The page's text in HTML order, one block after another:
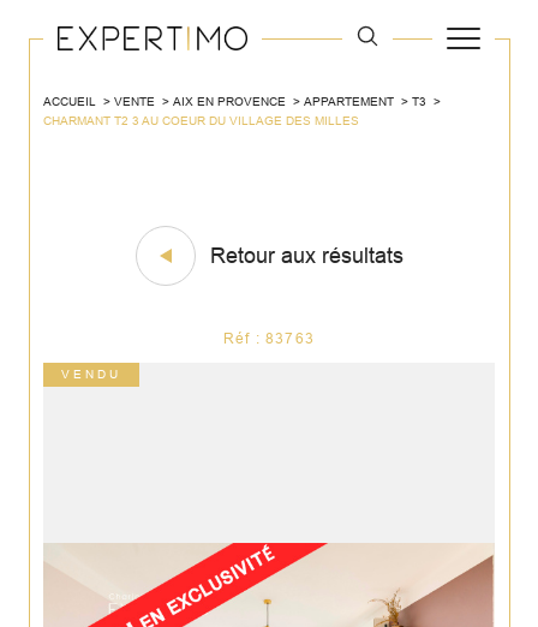
ACCUEIL VENTE AIX EN PROVENCE APPARTEMENT
T3
CHARMANT T2 3 AU COEUR DU VILLAGE DES MILLES
Retour aux résultats
Réf : 83763
VENDU